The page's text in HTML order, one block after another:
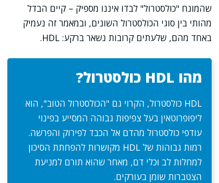
שהמונח "כולסטרול" לבדו איננו מספיק – קיים הבדל
מהותי בין סוגי הכולסטרול השונים, ובמאמר זה נעמיק
באחד מהם, שלעתים קרובות נשאר ברקע: HDL.
מהו HDL כולסטרול?
HDL כולסטרול, הקרוי גם "הכולסטרול הטוב", הוא
ליפופרוטאין בעל צפיפות גבוהה המסייע בפינוי
עודפי כולסטרול מהדם אל הכבד לפירוק והפרשה.
רמות גבוהות של HDL מקושרות להפחתת הסיכון
למחלות לב וכלי דם, מאחר שהוא תורם למניעת
הצטברות שומן בעורקים.